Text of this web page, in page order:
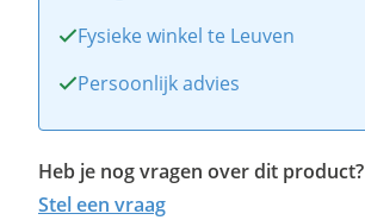
Fysieke winkel te Leuven
Persoonlijk advies
Heb je nog vragen over dit product?
Stel een vraag